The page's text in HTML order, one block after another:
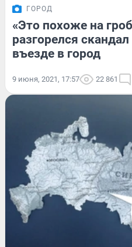
ГОРОД
«Это похоже на
разгорелся
въезде в город
9 июня, 2021, 17:57 22 861